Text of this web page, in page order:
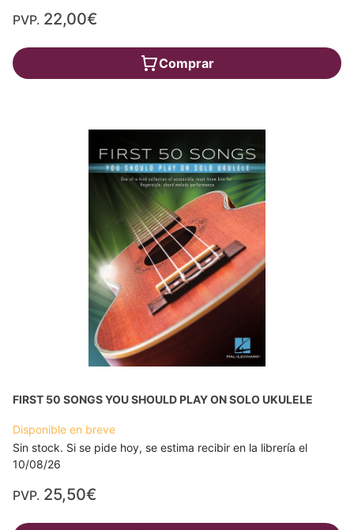
PVP. 22,00€
Comprar
FIRST 50 SONGS YOU SHOULD PLAY ON SOLO UKULELE
Disponible en breve
Sin stock. Si se pide hoy, se estima recibir en la librería el
10/08/26
PVP. 25,50€